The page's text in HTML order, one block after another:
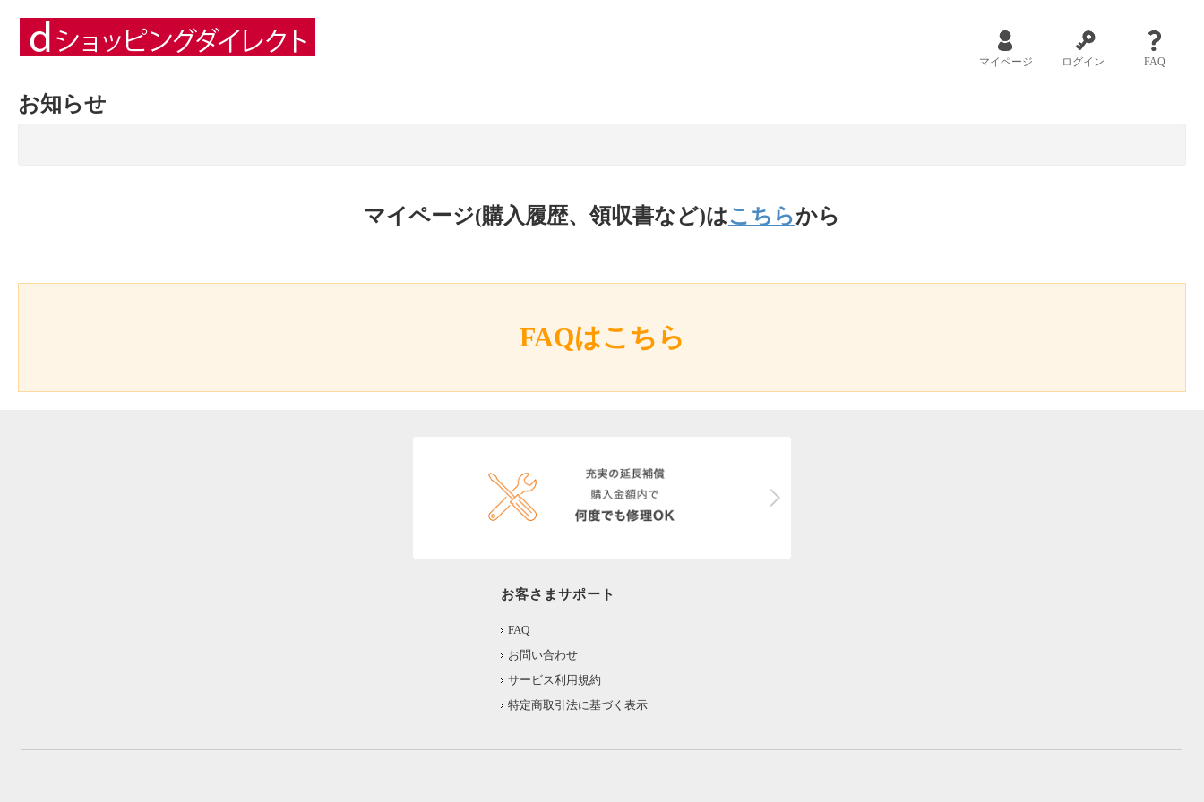
マイページ ログイン FAQ
お知らせ
マイページ(購入履歴、領収書など)はこちらから
FAQはこちら
お客さまサポート
FAQ
お問い合わせ
サービス利用規約
特定商取引法に基づく表示